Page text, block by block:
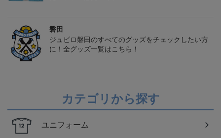
磐田
ジュビロ磐田のすべてのグッズをチェックしたい方
に！全グッズ一覧はこちら！
カテゴリから探す
ユニフォーム